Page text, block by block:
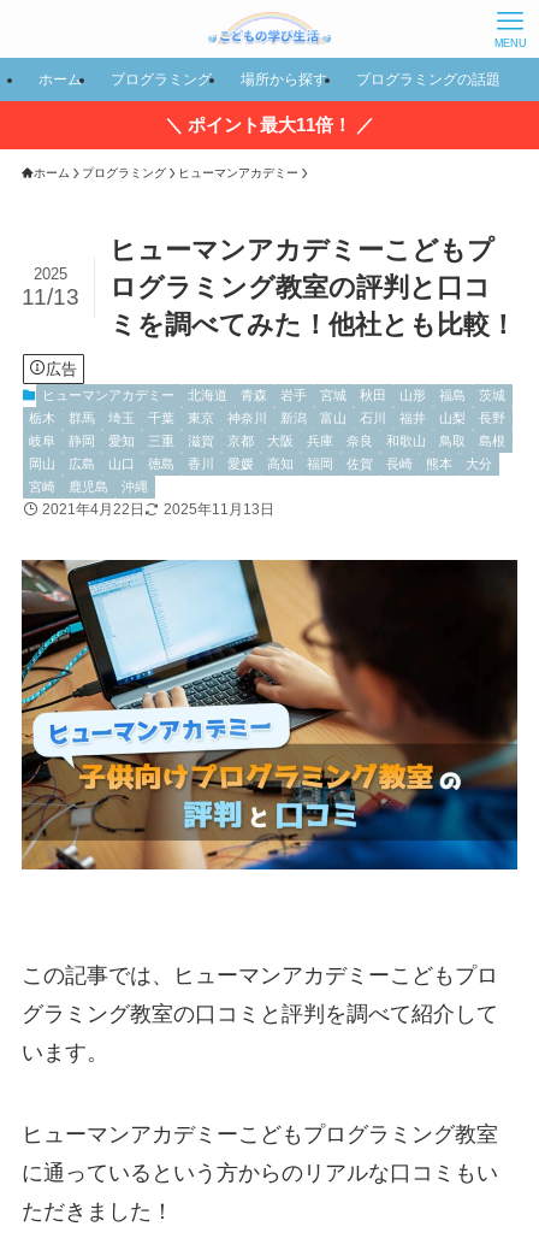
MENU
ホーム プログラミング 場所から探す プログラミングの話題
＼ ポイント最大11倍！ ／
ホーム プログラミング ヒューマンアカデミー
ヒューマンアカデミーこどもプ
ログラミング教室の評判と口コ
ミを調べてみた！他社とも比較！
2025
11/13
広告
ヒューマンアカデミー 北海道 青森 岩手 宮城 秋田 山形 福島
茨城
栃木
群馬 埼玉 千葉 東京 神奈川 新潟 富山 石川 福井 山梨
長野
岐阜
静岡 愛知 三重 滋賀 京都 大阪 兵庫 奈良 和歌山 鳥取
島根
岡山
広島 山口 徳島 香川 愛媛 高知 福岡 佐賀 長崎 熊本
大分
宮崎
鹿児島 沖縄
2021年4月22日 2025年11月13日
この記事では、ヒューマンアカデミーこどもプロ
グラミング教室の口コミと評判を調べて紹介して
います。
ヒューマンアカデミーこどもプログラミング教室
に通っているという方からのリアルな口コミもい
ただきました！